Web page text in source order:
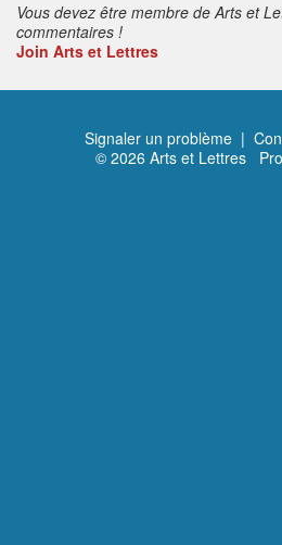
Vous devez être membre de Arts et
commentaires !
Join Arts et Lettres
Signaler un problème |
© 2026 Arts et Lettres